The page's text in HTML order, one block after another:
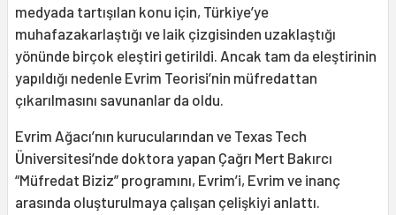
medyada tartışılan konu için, Türkiye’ye
muhafazakarlaştığı ve laik çizgisinden uzaklaştığı
yönünde birçok eleştiri getirildi. Ancak tam da eleştirinin
yapıldığı nedenle Evrim Teorisi’nin müfredattan
çıkarılmasını savunanlar da oldu.
Evrim Ağacı’nın kurucularından ve Texas Tech
Üniversitesi’nde doktora yapan Çağrı Mert Bakırcı
“Müfredat Biziz” programını, Evrim’i, Evrim ve inanç
arasında oluşturulmaya çalışan çelişkiyi anlattı.